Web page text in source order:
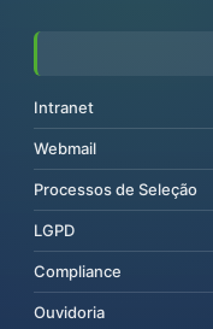
Intranet
Webmail
Processos de Seleção
LGPD
Compliance
Ouvidoria